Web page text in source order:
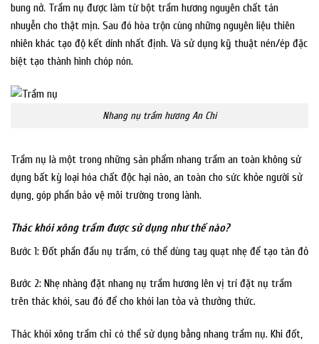
bung nở. Trầm nụ được làm từ bột trầm hương nguyên chất tán
nhuyễn cho thật mịn. Sau đó hòa trộn cùng những nguyên liệu thiên
nhiên khác tạo độ kết dính nhất định. Và sử dụng kỹ thuật nén/ép đặc
biệt tạo thành hình chóp nón.
Nhang nụ trầm hương An Chi
Trầm nụ là một trong những sản phẩm nhang trầm an toàn không sử
dụng bất kỳ loại hóa chất độc hại nào, an toàn cho sức khỏe người sử
dụng, góp phần bảo vệ môi trường trong lành.
Thác khói xông trầm được sử dụng như thế nào?
Bước 1: Đốt phần đầu nụ trầm, có thể dùng tay quạt nhẹ để tạo tàn đỏ
Bước 2: Nhẹ nhàng đặt nhang nụ trầm hương lên vị trí đặt nụ trầm
trên thác khói, sau đó để cho khói lan tỏa và thưởng thức.
Thác khói xông trầm chỉ có thể sử dụng bằng nhang trầm nụ. Khi đốt,